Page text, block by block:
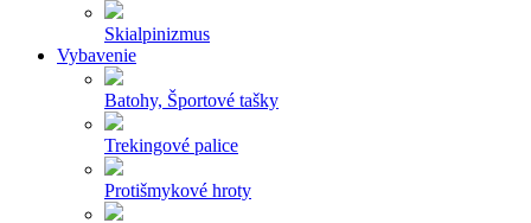
Skialpinizmus
Vybavenie
Batohy, Športové tašky
Trekingové palice
Protišmykové hroty